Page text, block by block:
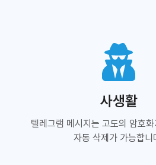
사생활
텔레그램 메시지는 고도의 암호
자동 삭제가 가능합니